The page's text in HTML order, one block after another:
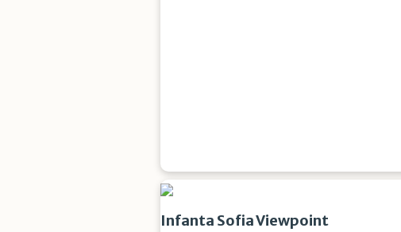
Infanta Sofia Viewpoint